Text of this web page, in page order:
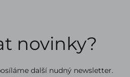
novinky?
další nudný newsletter.